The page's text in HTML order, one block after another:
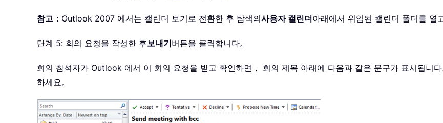
참고： Outlook 2007 에서는 캘린더 보기로 전환한 후 탐색의사용자 캘린더아래에서 위임된 캘린더 폴더를 열
단계 5: 회의 요청을 작성한 후보내기버튼을 클릭합니다。
회의 참석자가 Outlook 에서 이 회의 요청을 받고 확인하면， 회의 제목 아래에 다음과 같은 문구가 표시됩니다
하세요。